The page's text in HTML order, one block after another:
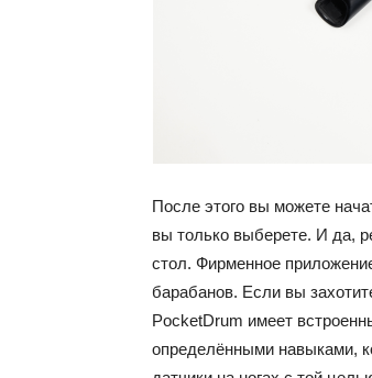
После этого вы можете
вы только выберете. И да,
стол. Фирменное
барабанов. Если вы
PocketDrum имеет
определёнными навыками,